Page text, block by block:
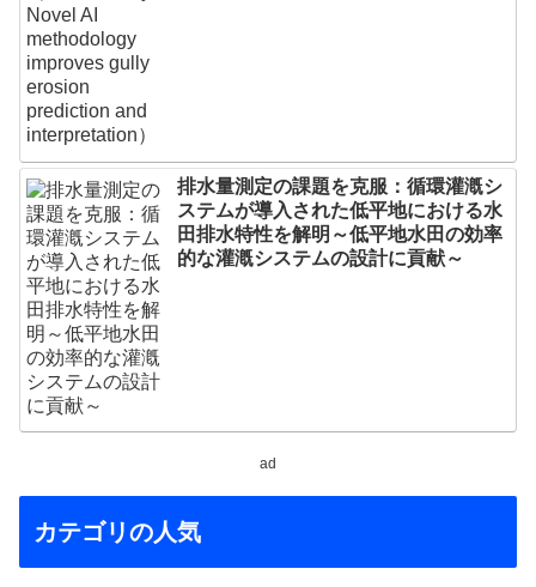
排水量測定の課題を克服：循環灌漑シ
ステムが導入された低平地における水
田排水特性を解明～低平地水田の効率
的な灌漑システムの設計に貢献～
ad
カテゴリの人気